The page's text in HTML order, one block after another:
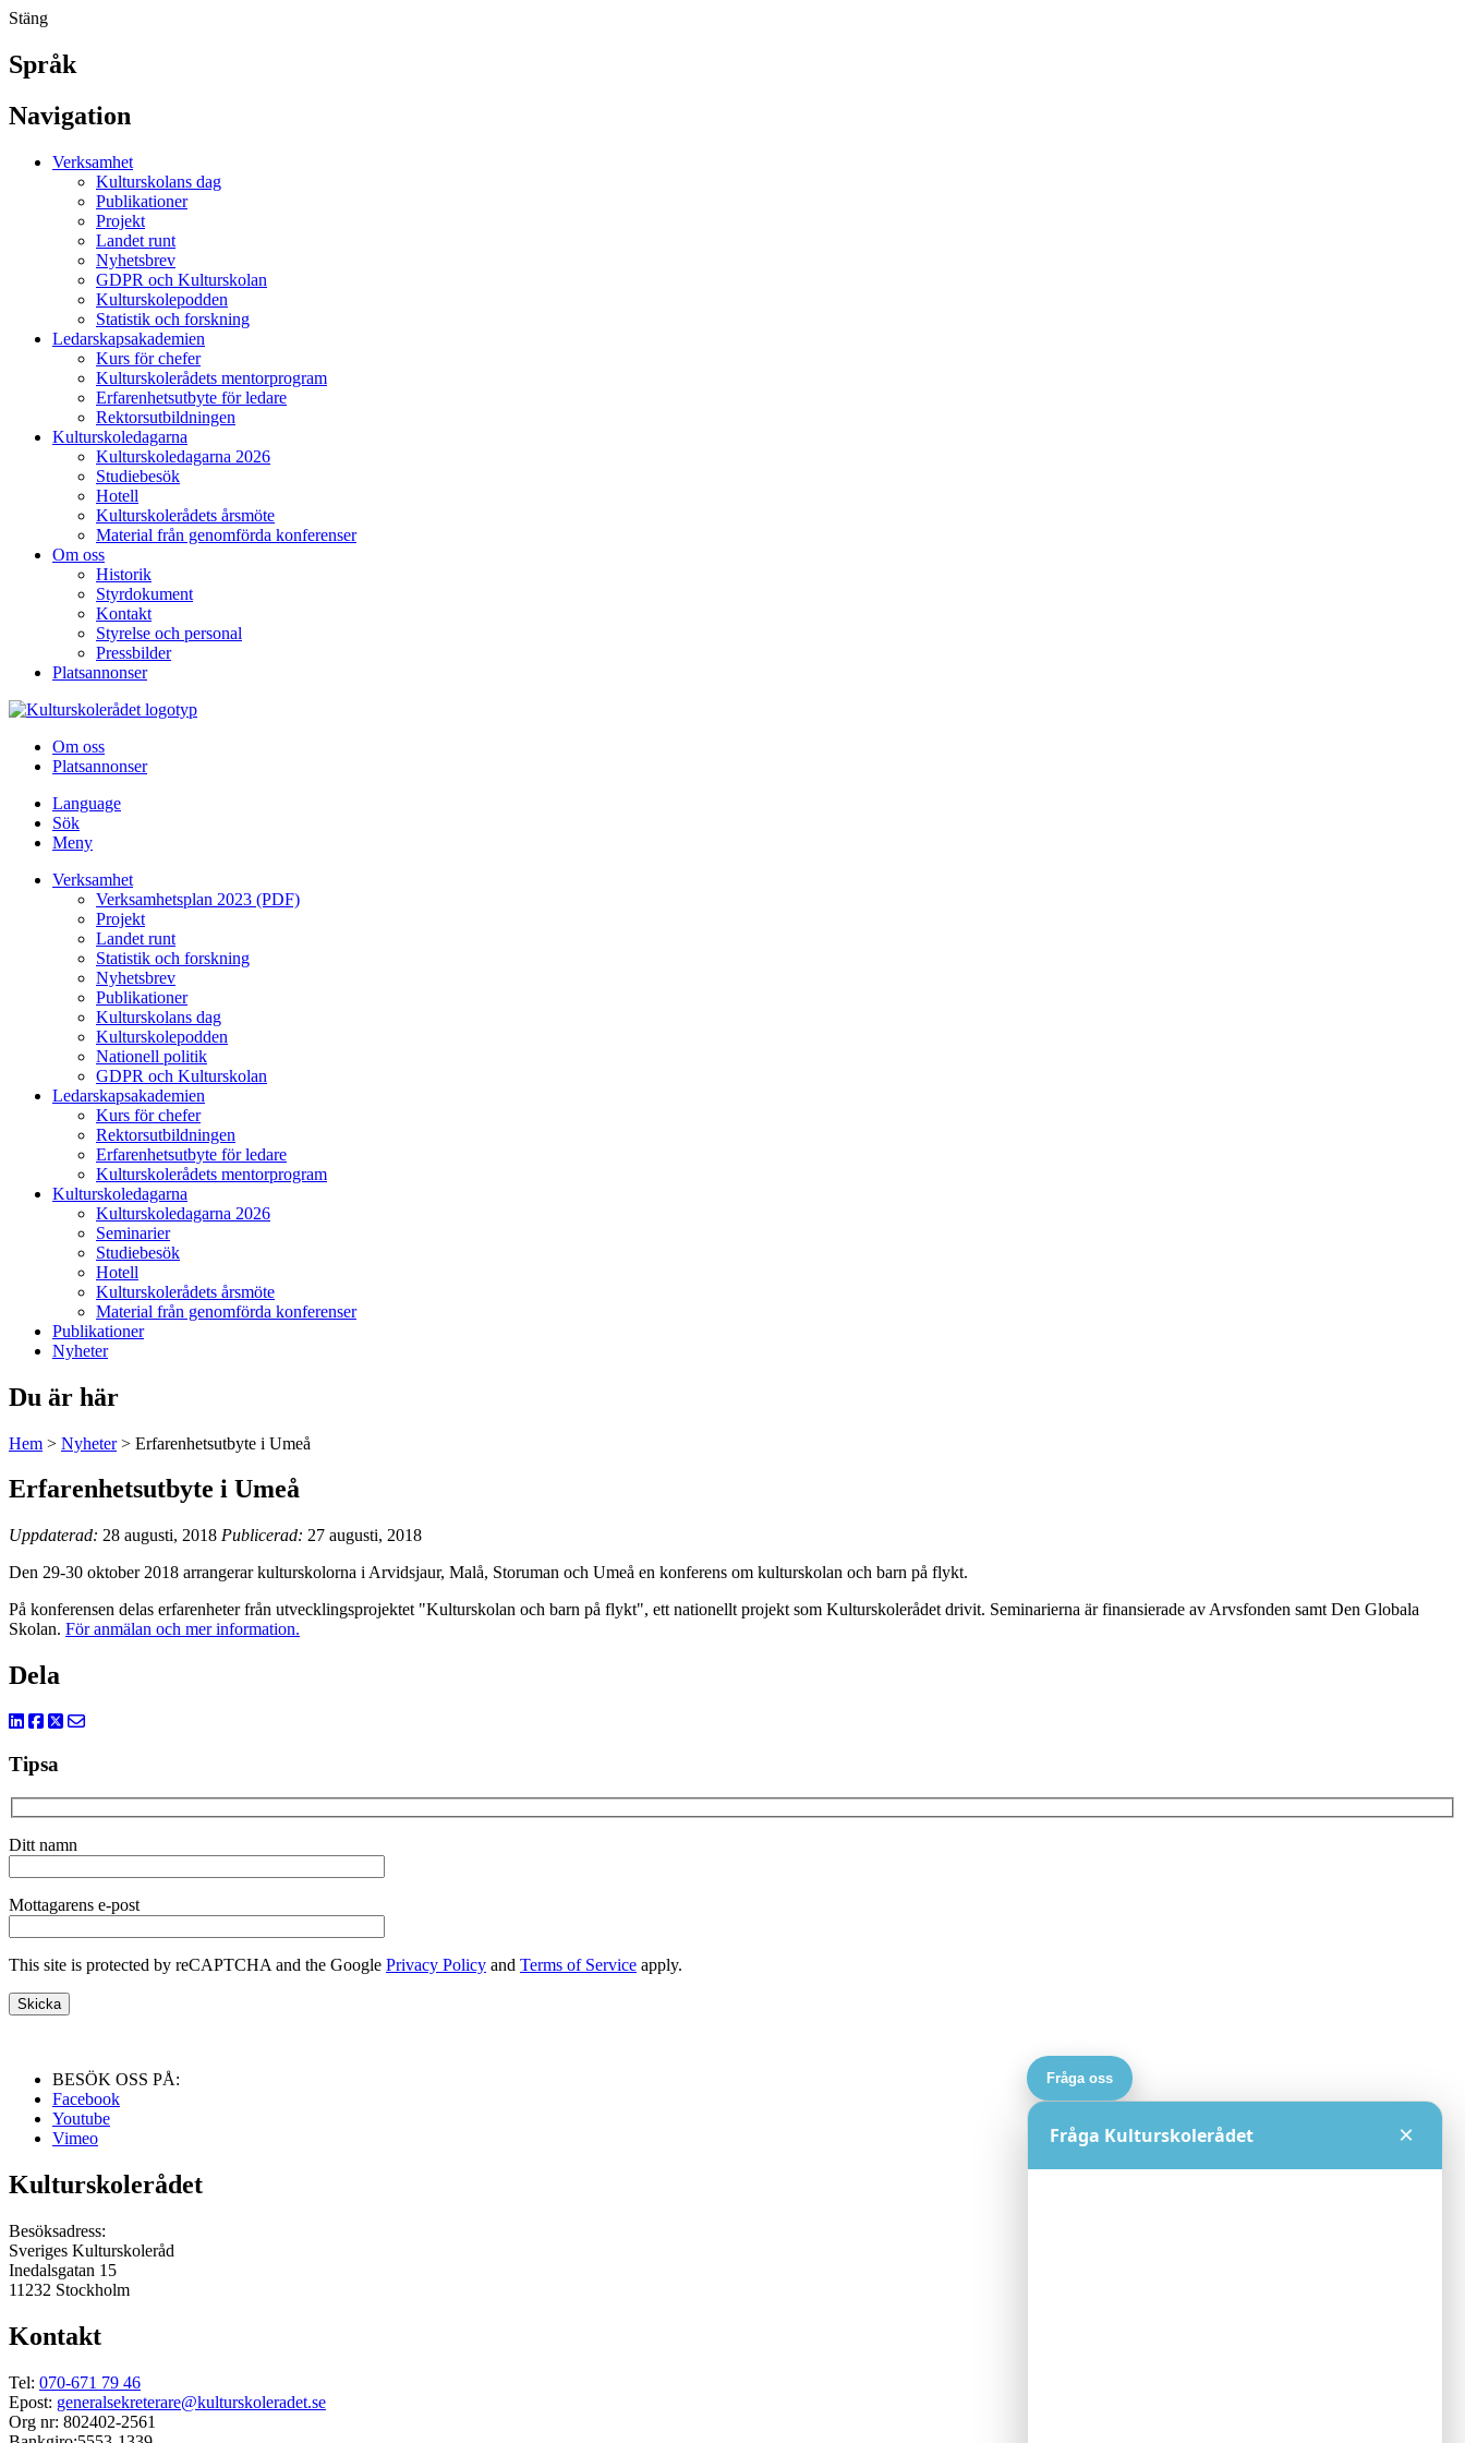
Stäng
Språk
Navigation
Verksamhet
Kulturskolans dag
Publikationer
Projekt
Landet runt
Nyhetsbrev
GDPR och Kulturskolan
Kulturskolepodden
Statistik och forskning
Ledarskapsakademien
Kurs för chefer
Kulturskolerådets mentorprogram
Erfarenhetsutbyte för ledare
Rektorsutbildningen
Kulturskoledagarna
Kulturskoledagarna 2026
Studiebesök
Hotell
Kulturskolerådets årsmöte
Material från genomförda konferenser
Om oss
Historik
Styrdokument
Kontakt
Styrelse och personal
Pressbilder
Platsannonser
Hoppa till innehållet
Om oss
Platsannonser
Language
Sök
Meny
Verksamhet
Verksamhetsplan 2023 (PDF)
Projekt
Landet runt
Statistik och forskning
Nyhetsbrev
Publikationer
Kulturskolans dag
Kulturskolepodden
Nationell politik
GDPR och Kulturskolan
Ledarskapsakademien
Kurs för chefer
Rektorsutbildningen
Erfarenhetsutbyte för ledare
Kulturskolerådets mentorprogram
Kulturskoledagarna
Kulturskoledagarna 2026
Seminarier
Studiebesök
Hotell
Kulturskolerådets årsmöte
Material från genomförda konferenser
Publikationer
Nyheter
Du är här
Hem > Nyheter> Erfarenhetsutbyte i Umeå
Erfarenhetsutbyte i Umeå
Uppdaterad: 28 augusti, 2018 Publicerad: 27 augusti, 2018
Den 29-30 oktober 2018 arrangerar kulturskolorna i Arvidsjaur, Malå, Storuman och Umeå en konferens om kulturskolan och barn på flykt.
På konferensen delas erfarenheter från utvecklingsprojektet "Kulturskolan och barn på flykt", ett nationellt projekt som Kulturskolerådet drivit. Seminarierna är finansierade av Arvsfonden samt Den Globala
Skolan. För anmälan och mer information.
Dela
Tipsa
Ditt namn
Mottagarens e-post
This site is protected by reCAPTCHA and the Google Privacy Policy and Terms of Service apply.
BESÖK OSS PÅ:
Facebook
Youtube
Vimeo
Kulturskolerådet
Besöksadress:
Sveriges Kulturskoleråd
Inedalsgatan 15
11232 Stockholm
Kontakt
Tel: 070-671 79 46
Epost: generalsekreterare@kulturskoleradet.se
Org nr: 802402-2561
Fråga oss
Fråga Kulturskolerådet ×